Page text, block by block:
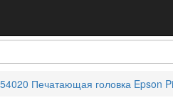
Печатающая головка Epson